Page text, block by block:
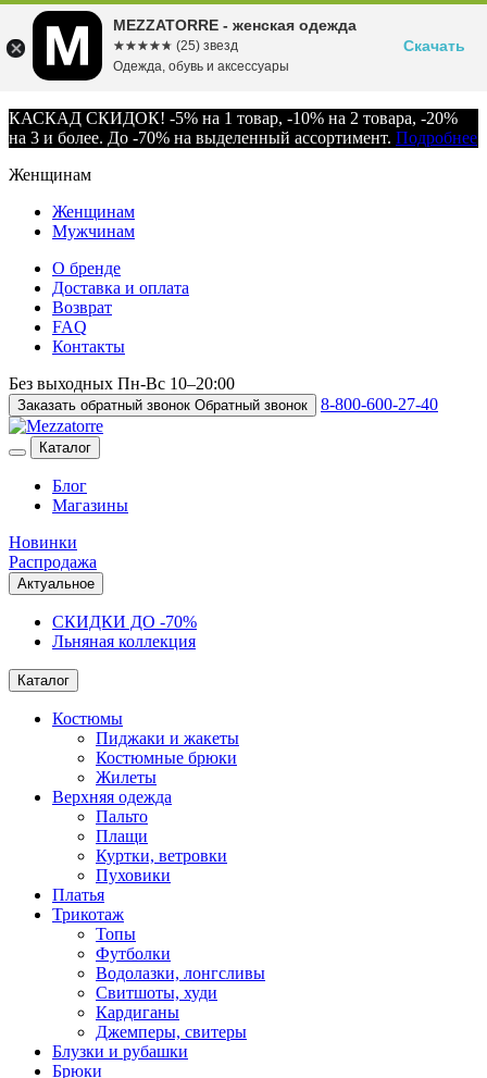
КАСКАД СКИДОК! -5% на 1 товар, -10% на 2 товара, -20%
на 3 и более. До -70% на выделенный ассортимент. Подробнее
Женщинам
Женщинам
Мужчинам
О бренде
Доставка и оплата
Возврат
FAQ
Контакты
Без выходных Пн-Вс 10–20:00
Заказать обратный звонок Обратный звонок 8-800-600-27-40
Каталог
Блог
Магазины
Новинки
Распродажа
Актуальное
СКИДКИ ДО -70%
Льняная коллекция
Каталог
Костюмы
Пиджаки и жакеты
Костюмные брюки
Жилеты
Верхняя одежда
Пальто
Плащи
Куртки, ветровки
Пуховики
Платья
Трикотаж
Топы
Футболки
Водолазки, лонгсливы
Свитшоты, худи
Кардиганы
Джемперы, свитеры
Блузки и рубашки
Брюки
MEZZATORRE - женская одежда
☆☆☆☆☆
★★★★★ (25) звезд
Одежда, обувь и аксессуары
Скачать